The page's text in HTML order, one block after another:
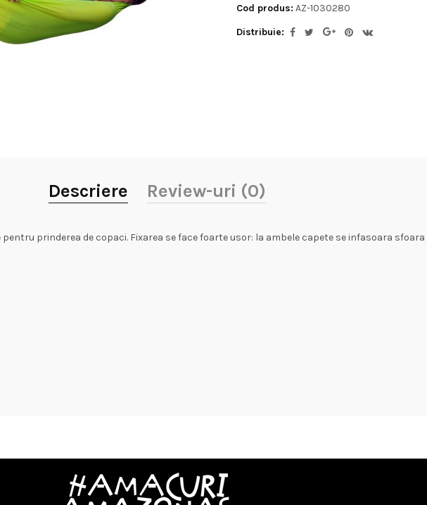
Cod produs: AZ-1030280
Distribuie:
Descriere Review-uri (0)
prinderea de copaci. Fixarea se face foarte usor: la ambele capete se infasoara